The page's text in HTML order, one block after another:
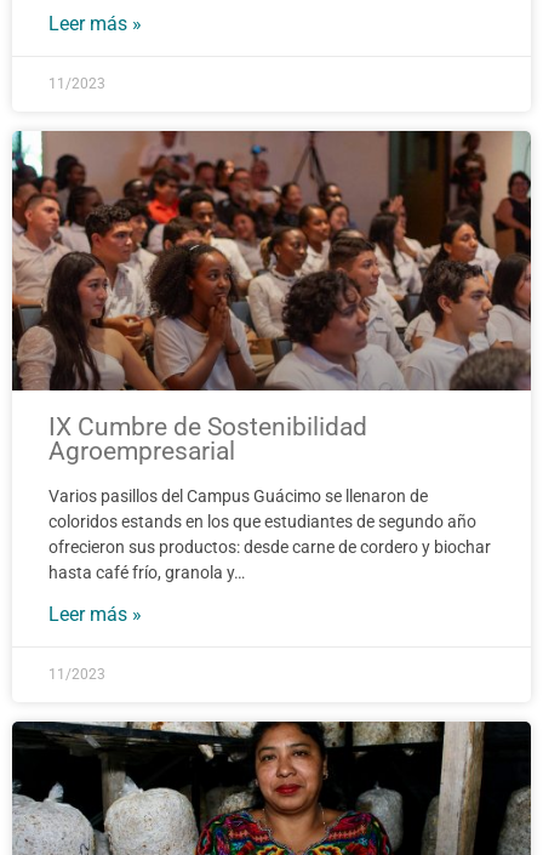
Leer más »
11/2023
IX Cumbre de Sostenibilidad
Agroempresarial
Varios pasillos del Campus Guácimo se llenaron de
coloridos estands en los que estudiantes de segundo año
ofrecieron sus productos: desde carne de cordero y biochar
hasta café frío, granola y…
Leer más »
11/2023